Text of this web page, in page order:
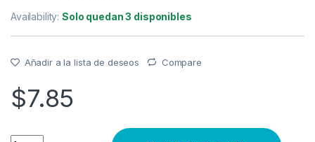
Availability:Solo quedan 3 disponibles
Añadir a la lista de deseos Compare
$7.85